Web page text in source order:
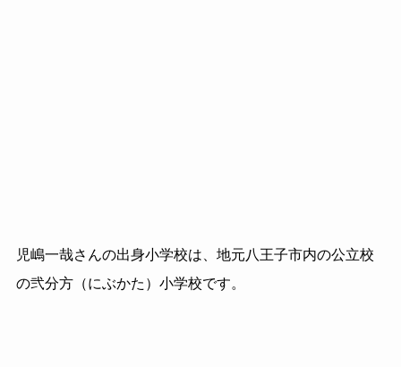
児嶋一哉さんの出身小学校は、地元八王子市内の公立校
の弐分方（にぶかた）小学校です。